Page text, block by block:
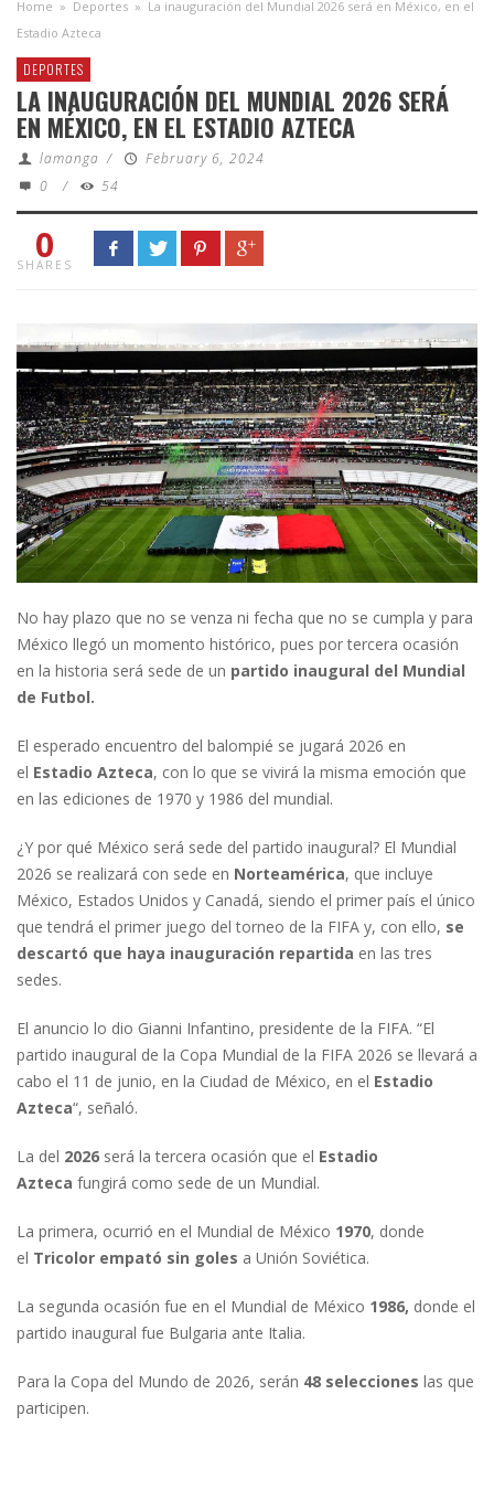
Home » Deportes » La inauguración del Mundial 2026 será en México, en el
Estadio Azteca
DEPORTES
LA INAUGURACIÓN DEL MUNDIAL 2026 SERÁ
EN MÉXICO, EN EL ESTADIO AZTECA
lamanga /
February 6, 2024
0
/ 54
0
SHARES
No hay plazo que no se venza ni fecha que no se cumpla y para
México llegó un momento histórico, pues por tercera ocasión
en la historia será sede de un partido inaugural del Mundial
de Futbol.
El esperado encuentro del balompié se jugará 2026 en
el Estadio Azteca, con lo que se vivirá la misma emoción que
en las ediciones de 1970 y 1986 del mundial.
¿Y por qué México será sede del partido inaugural? El Mundial
2026 se realizará con sede en Norteamérica, que incluye
México, Estados Unidos y Canadá, siendo el primer país el único
que tendrá el primer juego del torneo de la FIFA y, con ello, se
descartó que haya inauguración repartida en las tres
sedes.
El anuncio lo dio Gianni Infantino, presidente de la FIFA. “El
partido inaugural de la Copa Mundial de la FIFA 2026 se llevará a
cabo el 11 de junio, en la Ciudad de México, en el Estadio
Azteca“, señaló.
La del 2026 será la tercera ocasión que el Estadio
Azteca fungirá como sede de un Mundial.
La primera, ocurrió en el Mundial de México 1970, donde
el Tricolor empató sin goles a Unión Soviética.
La segunda ocasión fue en el Mundial de México 1986, donde el
partido inaugural fue Bulgaria ante Italia.
Para la Copa del Mundo de 2026, serán 48 selecciones las que
participen.